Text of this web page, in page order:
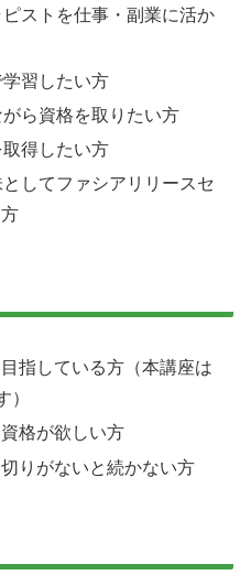
ストを仕事・副業に活か
習したい方
ら資格を取りたい方
得したい方
してファシアリリースセ
指している方（本講座は
）
格が欲しい方
りがないと続かない方